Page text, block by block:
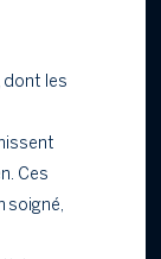
dont les
Ces
soigné,